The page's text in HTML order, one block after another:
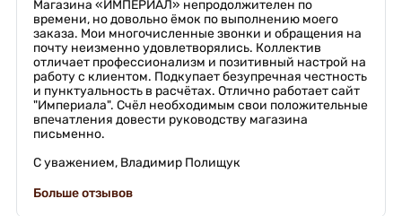
Магазина «ИМПЕРИАЛ» непродолжителен по
времени, но довольно ёмок по выполнению моего
заказа. Мои многочисленные звонки и обращения на
почту неизменно удовлетворялись. Коллектив
отличает профессионализм и позитивный настрой на
работу с клиентом. Подкупает безупречная честность
и пунктуальность в расчётах. Отлично работает сайт
"Империала". Счёл необходимым свои положительные
впечатления довести руководству магазина
письменно.
С уважением, Владимир Полищук
Больше отзывов